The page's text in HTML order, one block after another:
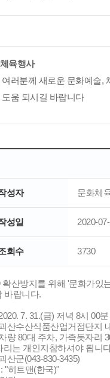
육행사
여러분께 새로운 문화예술,
도움 되시길 바랍니다
성자 문화체
성일 2020-
회수 3730
확산방지를 위해 '문화가있
바랍니다.
7. 31.(금) 저녁 8시 00
산수산식품산업거점단지
량 80대 주차, 가족돗자리
리는 개인지참하셔야 됩니
산군(043-830-3435)
"히트맨(한국)"